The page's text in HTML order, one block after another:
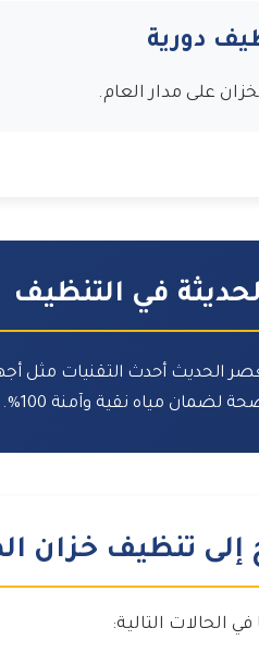
دورية
على مدار العام.
في التنظيف
الحديث أحدث التقنيات مثل
لضمان مياه نقية وآمنة 100%.
إلى تنظيف خزان
الحالات التالية: